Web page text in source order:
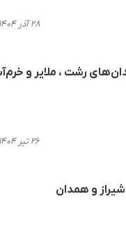
۲۸ آذر ۱۴۰۴، ۲۲:۵۶
رشت ، ملایر و
۲۶ تیر ۱۴۰۴، ۲۰:۳۷
شیراز و همدان